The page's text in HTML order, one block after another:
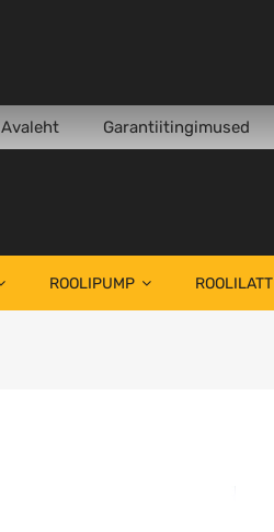
Avaleht Garantiitingimused
ROOLIPUMP ROOLILATT